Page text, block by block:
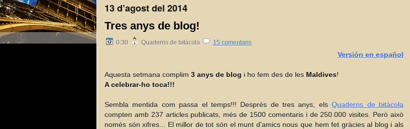
13 d’agost del 2014
Tres anys de blog!
0:30 Quaderns de bitàcola 15 comentaris
Versión en español
Aquesta setmana complim 3 anys de blog i ho fem des de les Maldives!
A celebrar-ho toca!!!
Sembla mentida com passa el temps!!! Després de tres anys, elsQuaderns de bitàcola
compten amb 237 articles publicats, més de 1500 comentaris i de 250.000 visites. Però això
només són xifres... El millor de tot són el munt d'amics nous que hem fet gràcies al blog i als